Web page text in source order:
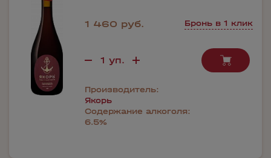
1 460 руб. Бронь в 1 клик
Производитель:
Якорь
Содержание алкоголя:
6.5%